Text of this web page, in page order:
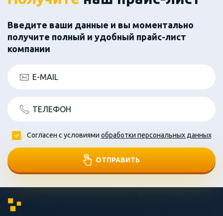
Введите ваши данные и вы моментально
получите полный и удобный прайс-лист
компании
E-MAIL
ТЕЛЕФОН
ОТПРАВИТЬ
Согласен с условиями обработки персональных данных